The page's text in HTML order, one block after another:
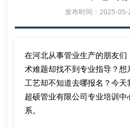
发布时间：2025-
在河北从事管业生产的朋友
术难题却找不到专业指导？
工艺却不知道去哪报名？今
超硕管业有限公司专业培训
系。